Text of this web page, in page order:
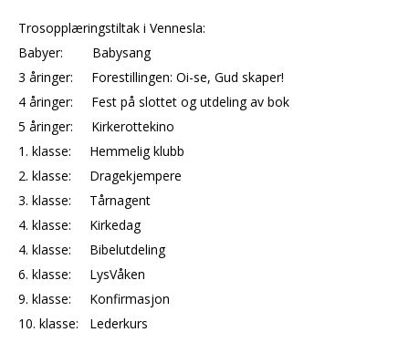
Trosopplæringstiltak i Vennesla:
Babyer: Babysang
3 åringer: Forestillingen: Oi-se, Gud skaper!
4 åringer: Fest på slottet og utdeling av bok
5 åringer: Kirkerottekino
1. klasse: Hemmelig klubb
2. klasse: Dragekjempere
3. klasse: Tårnagent
4. klasse: Kirkedag
4. klasse: Bibelutdeling
6. klasse: LysVåken
9. klasse: Konfirmasjon
10. klasse: Lederkurs